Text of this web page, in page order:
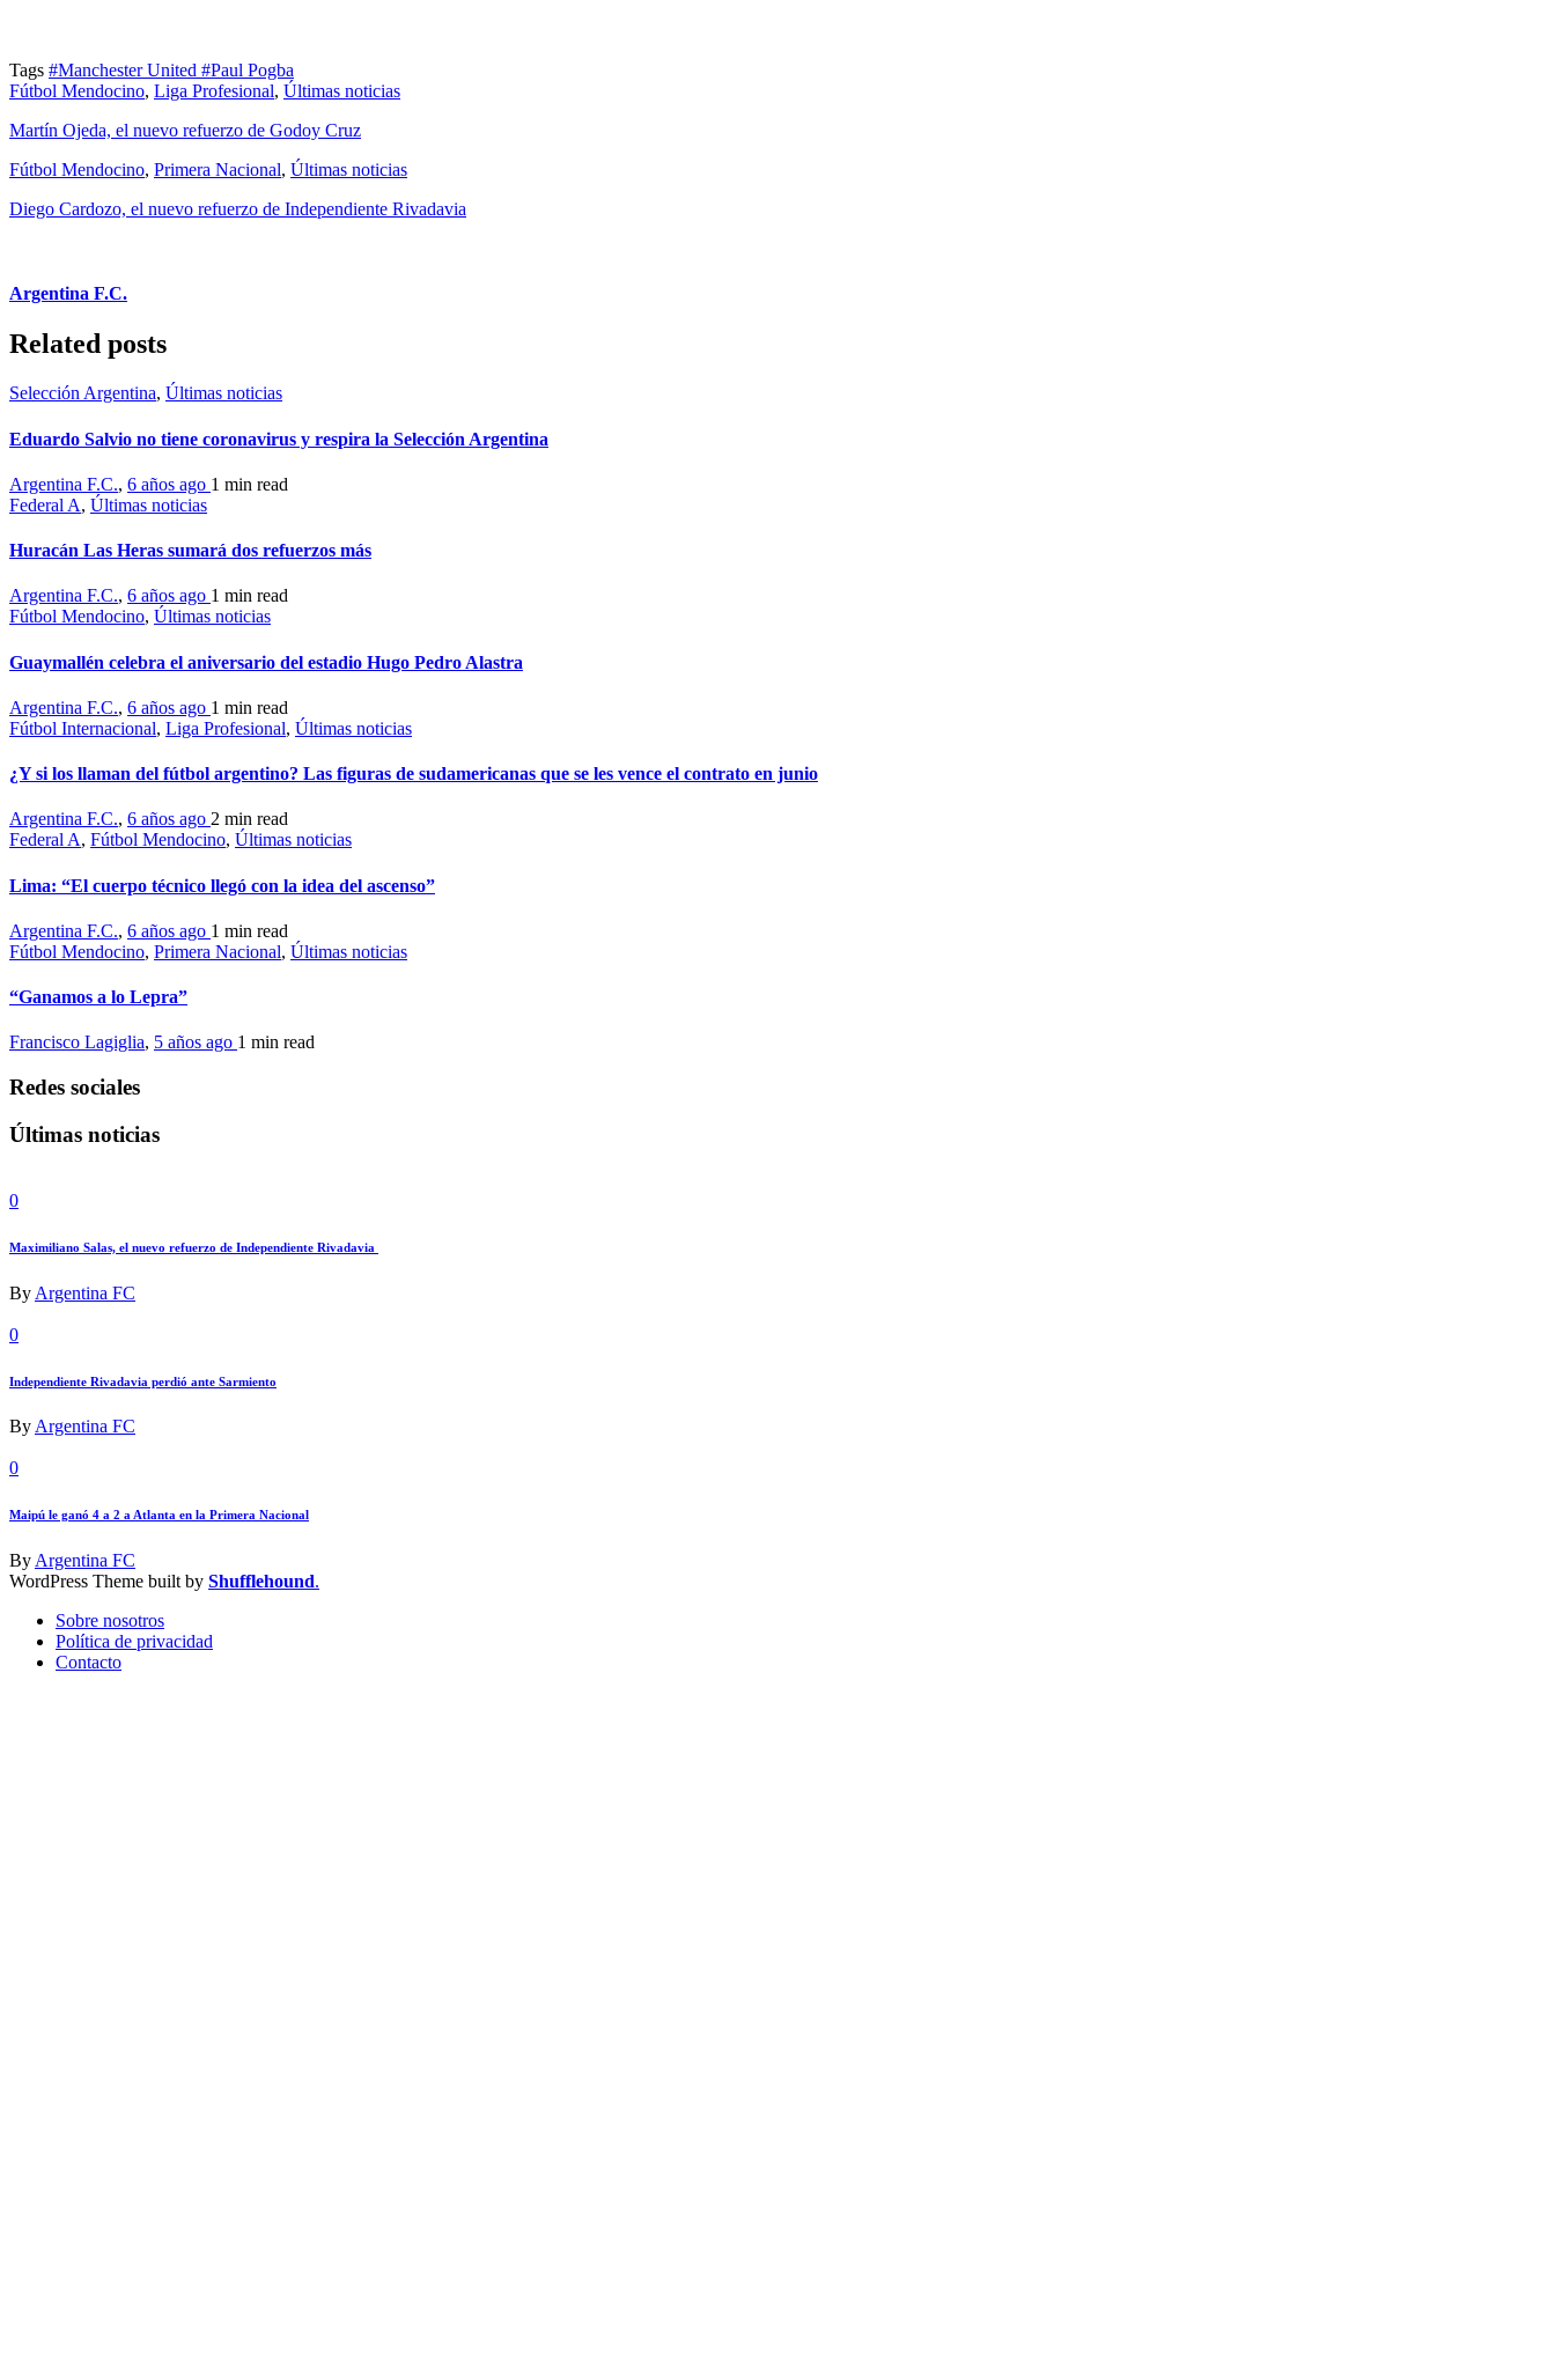
Tags #Manchester United #Paul Pogba
Fútbol Mendocino, Liga Profesional, Últimas noticias
Martín Ojeda, el nuevo refuerzo de Godoy Cruz
Fútbol Mendocino, Primera Nacional, Últimas noticias
Diego Cardozo, el nuevo refuerzo de Independiente Rivadavia
Argentina F.C.
Related posts
Selección Argentina, Últimas noticias
Eduardo Salvio no tiene coronavirus y respira la Selección Argentina
Argentina F.C., 6 años ago 1 min read
Federal A, Últimas noticias
Huracán Las Heras sumará dos refuerzos más
Argentina F.C., 6 años ago 1 min read
Fútbol Mendocino, Últimas noticias
Guaymallén celebra el aniversario del estadio Hugo Pedro Alastra
Argentina F.C., 6 años ago 1 min read
Fútbol Internacional, Liga Profesional, Últimas noticias
¿Y si los llaman del fútbol argentino? Las figuras de sudamericanas que se les vence el contrato en junio
Argentina F.C., 6 años ago 2 min read
Federal A, Fútbol Mendocino, Últimas noticias
Lima: “El cuerpo técnico llegó con la idea del ascenso”
Argentina F.C., 6 años ago 1 min read
Fútbol Mendocino, Primera Nacional, Últimas noticias
“Ganamos a lo Lepra”
Francisco Lagiglia, 5 años ago 1 min read
Redes sociales
Últimas noticias
0
Maximiliano Salas, el nuevo refuerzo de Independiente Rivadavia
By Argentina FC
0
Independiente Rivadavia perdió ante Sarmiento
ByArgentina FC
0
Maipú le ganó 4 a 2 a Atlanta en la Primera Nacional
ByArgentina FC
WordPress Theme built by Shufflehound.
Sobre nosotros
Política de privacidad
Contacto